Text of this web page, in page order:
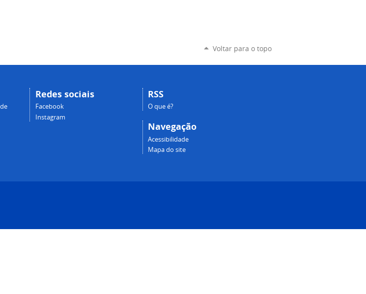
Voltar para o topo
Redes sociais
Facebook
Instagram
RSS
O que é?
Navegação
Acessibilidade
Mapa do site